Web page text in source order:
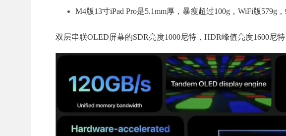
M4版13寸iPad Pro是5.1mm厚，暴瘦超过100g，WiFi版579g，
双层串联OLED屏幕的SDR亮度1000尼特，HDR峰值亮度1600尼